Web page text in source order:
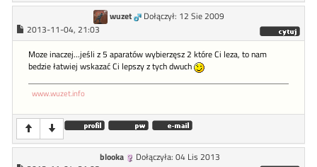
wuzet
Dołączył: 12 Sie 2009
2013-11-04, 21:03
Moze inaczej...jeśli z 5 aparatów wybierzęsz 2 które Ci leza, to nam
bedzie łatwiej wskazać Ci lepszy z tych dwuch
www.wuzet.info
blooka
Dołączyła: 04 Lis 2013